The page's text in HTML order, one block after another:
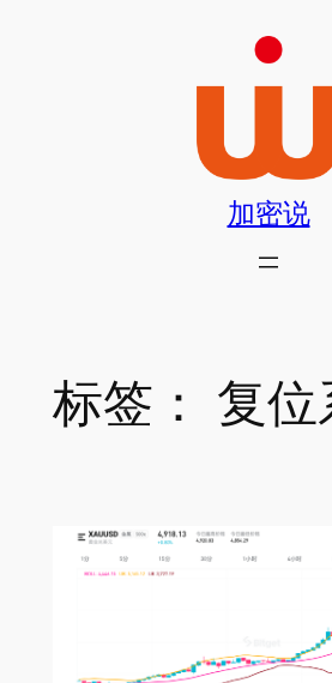
加密说
标签： 复